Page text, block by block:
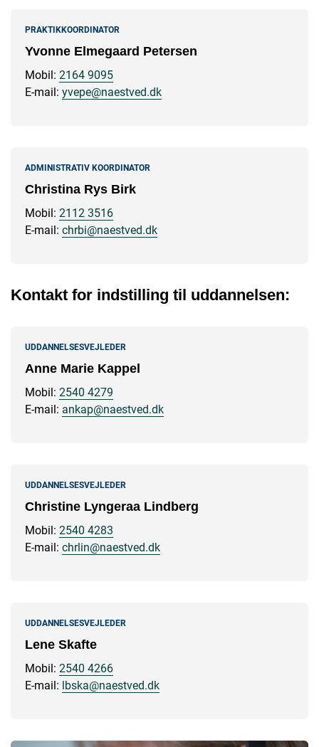
PRAKTIKKOORDINATOR
Yvonne Elmegaard Petersen
Mobil: 2164 9095
E-mail: yvepe@naestved.dk
ADMINISTRATIV KOORDINATOR
Christina Rys Birk
Mobil: 2112 3516
E-mail: chrbi@naestved.dk
Kontakt for indstilling til uddannelsen:
UDDANNELSESVEJLEDER
Anne Marie Kappel
Mobil: 2540 4279
E-mail: ankap@naestved.dk
UDDANNELSESVEJLEDER
Christine Lyngeraa Lindberg
Mobil: 2540 4283
E-mail: chrlin@naestved.dk
UDDANNELSESVEJLEDER
Lene Skafte
Mobil: 2540 4266
E-mail: lbska@naestved.dk